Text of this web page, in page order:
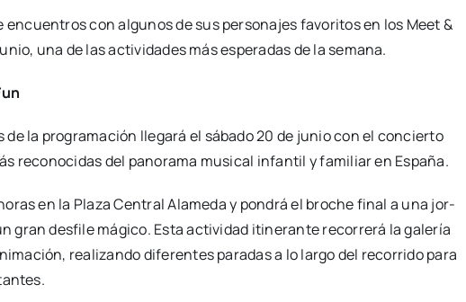
con algu­nos de sus per­so­na­jes favo­ri­tos en los Meet &
una de las acti­vi­da­des más espe­ra­das de la sema­na.
de la pro­gra­ma­ción lle­ga­rá el sába­do 20 de junio con el con­cier­to
reco­no­ci­das del pano­ra­ma musi­cal infan­til y fami­liar en Espa­ña.
en la Pla­za Cen­tral Ala­me­da y pon­drá el bro­che final a una jor­
gran des­fi­le mági­co. Esta acti­vi­dad iti­ne­ran­te reco­rre­rá la gale­ría
rea­li­zan­do dife­ren­tes para­das a lo lar­go del reco­rri­do para